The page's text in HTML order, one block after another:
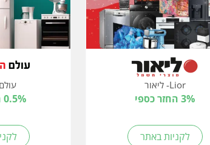
Lior- ליאור
3% החזר כספי
לקניות באתר
0.5% החזר כספי